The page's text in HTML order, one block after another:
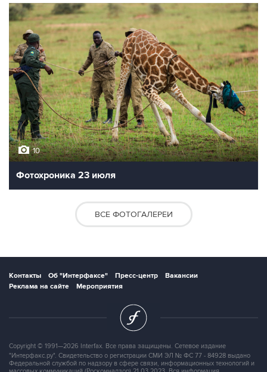
10
Фотохроника 23 июля
ВСЕ ФОТОГАЛЕРЕИ
Контакты Об "Интерфаксе" Пресс-центр
Вакансии
Реклама на сайте
Мероприятия
Copyright © 1991—2026 Interfax. Все права защищены. Сетевое издание
"Интерфакс.ру". Свидетельство о регистрации СМИ ЭЛ № ФС 77 - 84928 выдано
Федеральной службой по надзору в сфере связи, информационных технологий и